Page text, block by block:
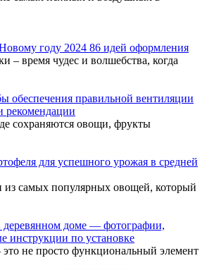
году 2024 86 идей оформления
– время чудес и волшебства, когда
обеспечения правильной вентиляции
рекомендации
сохраняются овощи, фрукты
для успешного урожая в средней
из самых популярных овощей, который
доме — фотографии,
инструкции по установке
не просто функциональный элемент